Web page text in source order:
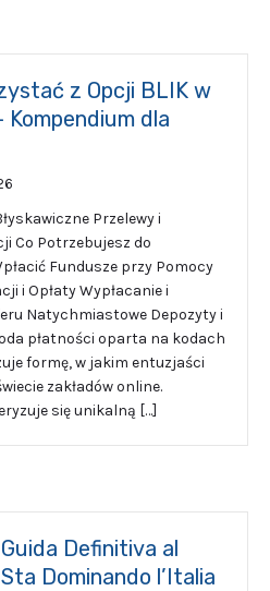
z Opcji BLIK w
Kompendium dla
Przelewy i
Co Potrzebujesz do
Fundusze przy Pomocy
i Opłaty Wypłacanie i
Natychmiastowe Depozyty i
płatności oparta na kodach
formę, w jakim entuzjaści
zakładów online.
się unikalną […]
Definitiva al
Dominando l’Italia